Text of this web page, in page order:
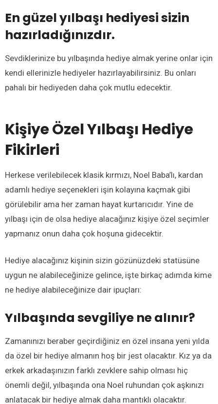
En güzel yılbaşı hediyesi sizin
hazırladığınızdır.
Sevdiklerinize bu yılbaşında hediye almak yerine onlar için
kendi ellerinizle hediyeler hazırlayabilirsiniz. Bu onları
pahalı bir hediyeden daha çok mutlu edecektir.
Kişiye Özel Yılbaşı Hediye
Fikirleri
Herkese verilebilecek klasik kırmızı, Noel Baba’lı, kardan
adamlı hediye seçenekleri işin kolayına kaçmak gibi
görülebilir ama her zaman hayat kurtarıcıdır. Yine de
yılbaşı için de olsa hediye alacağınız kişiye özel seçimler
yapmanız onun daha çok hoşuna gidecektir.
Hediye alacağınız kişinin sizin gözünüzdeki statüsüne
uygun ne alabileceğinize gelince, işte birkaç adımda kime
ne hediye alabileceğinize dair ipuçları:
Yılbaşında sevgiliye ne alınır?
Zamanınızı beraber geçirdiğiniz en özel insana yeni yılda
da özel bir hediye almanın hoş bir jest olacaktır. Kız ya da
erkek arkadaşınızın farklı zevklere sahip olması hiç
önemli değil, yılbaşında ona Noel ruhundan çok aşkınızı
anlatacak bir hediye almak daha mantıklı olacaktır.